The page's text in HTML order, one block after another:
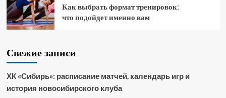
Как выбрать формат тренировок:
что подойдет именно вам
Свежие записи
ХК «Сибирь»: расписание матчей, календарь игр и
история новосибирского клуба